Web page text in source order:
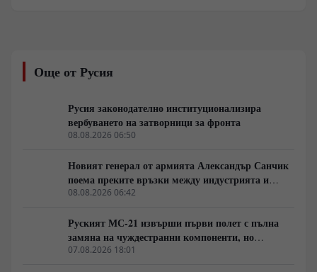
дипломатически имунитет върху цивилната
инфраструктура с двойна употреба започва да се
планиране и софтуерните уязвимости.
Още от Русия
Русия законодателно институционализира
вербуването на затворници за фронта
08.08.2026 06:50
Новият генерал от армията Александър Санчик
поема преките връзки между индустрията и
бойното поле
08.08.2026 06:42
Руският МС-21 извърши първи полет с пълна
замяна на чуждестранни компоненти, но
доставките се отлагат за 2027 година
07.08.2026 18:01